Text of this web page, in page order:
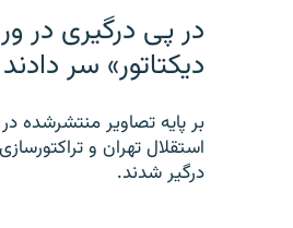
در پی درگیری در
دیکتاتور» سر دادند
بر پایه تصاویر منتشرشده
استقلال تهران و
درگیر شدند.